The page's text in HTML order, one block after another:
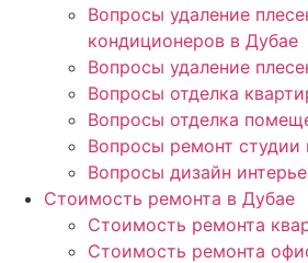
Вопросы удаление
кондиционеров в Дубае
Вопросы удаление
Вопросы отделка
Вопросы отделка
Вопросы ремонт студии
Вопросы дизайн
Стоимость ремонта в Дубае
Стоимость ремонта
Стоимость ремонта